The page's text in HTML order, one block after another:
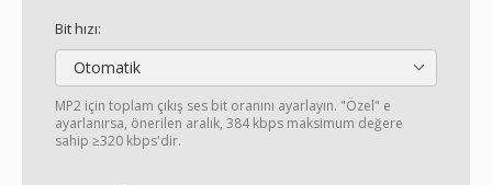
Bit hızı:
Otomatik
MP2 için toplam çıkış ses bit oranını ayarlayın. "Özel" e
ayarlanırsa, önerilen aralık, 384 kbps maksimum değere
sahip ≥320 kbps'dir.